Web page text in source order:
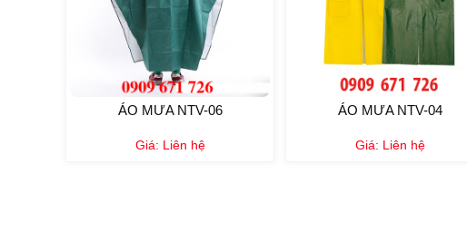
ÁO MƯA NTV-06
Giá: Liên hệ
ÁO MƯA NTV-04
Giá: Liên hệ